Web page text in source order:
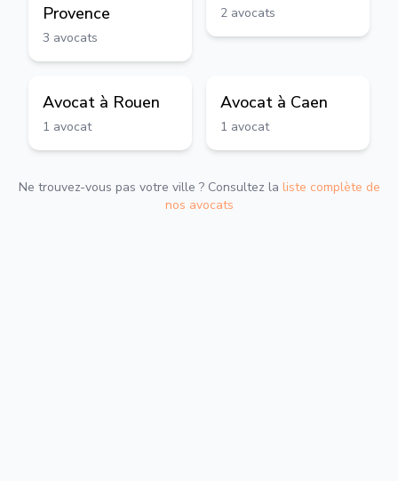
Provence
3 avocats
2 avocats
Avocat à Rouen
1 avocat
Avocat à Caen
1 avocat
Ne trouvez-vous pas votre ville ? Consultez la liste complète de
nos avocats